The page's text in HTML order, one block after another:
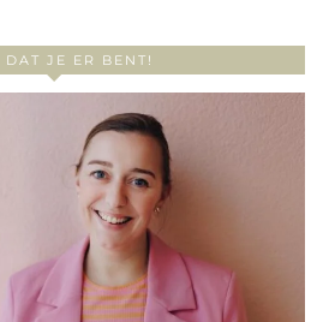
DAT JE ER BENT!